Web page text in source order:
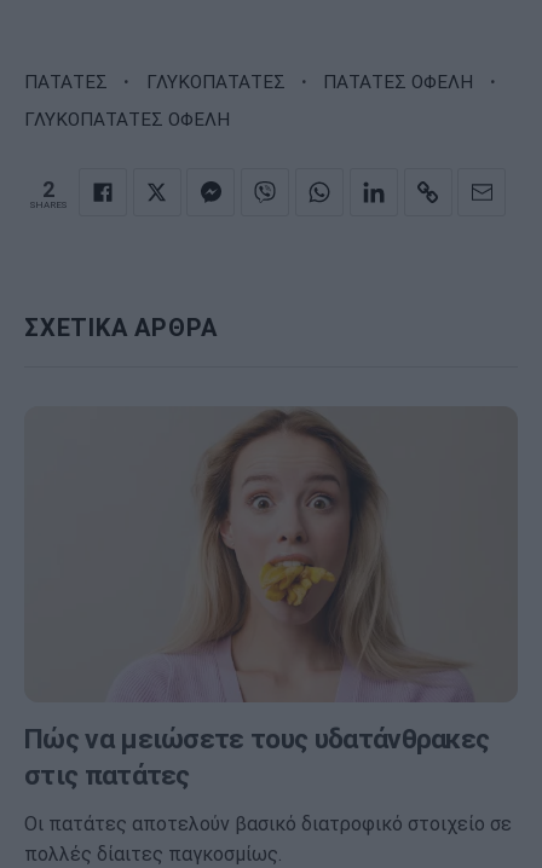
ΠΑΤΑΤΕΣ · ΓΛΥΚΟΠΑΤΑΤΕΣ · ΠΑΤΑΤΕΣ ΟΦΕΛΗ ·
ΓΛΥΚΟΠΑΤΑΤΕΣ ΟΦΕΛΗ
2
SHARES
ΣΧΕΤΙΚΑ ΑΡΘΡΑ
Πώς να μειώσετε τους υδατάνθρακες
στις πατάτες
Οι πατάτες αποτελούν βασικό διατροφικό στοιχείο σε
πολλές δίαιτες παγκοσμίως.